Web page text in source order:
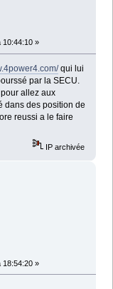
10:44:10 »
qui lui
par la SECU.
allez aux
dans des position de
reussi a le faire
IP archivée
18:54:20 »